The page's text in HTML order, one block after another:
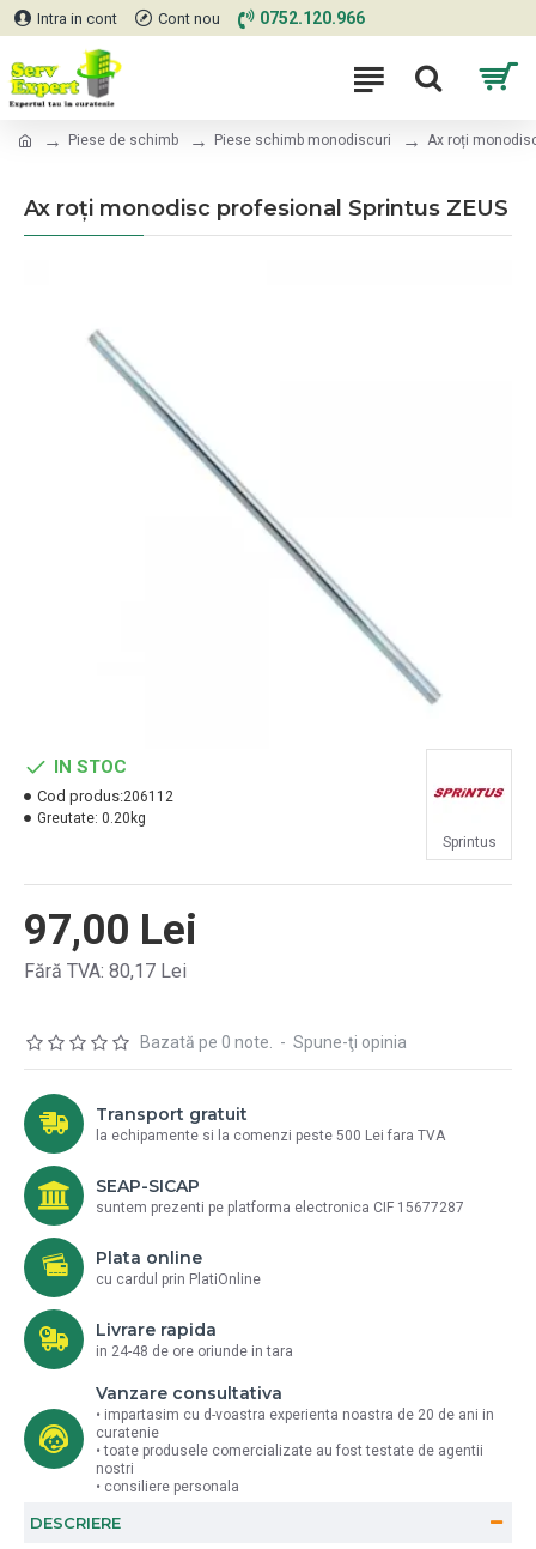
Intra in cont Cont nou 0752.120.966
Piese de schimb Piese schimb monodiscuri Ax roți
Ax roți monodisc profesional Sprintus ZEUS
Bazată pe 0 note. - Spune-ţi opinia
97,00 Lei
Fără TVA: 80,17 Lei
IN STOC
Cod produs:206112
Greutate: 0.20kg
Sprintus
Transport gratuit
la echipamente si la comenzi peste 500 Lei fara TVA
SEAP-SICAP
suntem prezenti pe platforma electronica CIF 15677287
Plata online
cu cardul prin PlatiOnline
Livrare rapida
in 24-48 de ore oriunde in tara
Vanzare consultativa
• impartasim cu d-voastra experienta noastra de 20 de ani in
curatenie
• toate produsele comercializate au fost testate de agentii
nostri
• consiliere personala
DESCRIERE